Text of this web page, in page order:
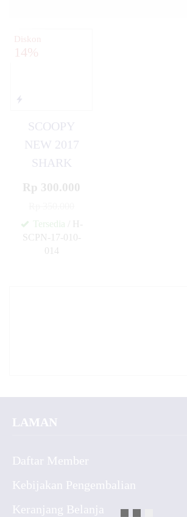
Diskon
14%
SCOOPY
NEW 2017
SHARK
Rp 300.000
Tersedia / H-
SCPN-17-010-
014
LAMAN
Daftar Member
Kebijakan Pengembalian
Keranjang Belanja